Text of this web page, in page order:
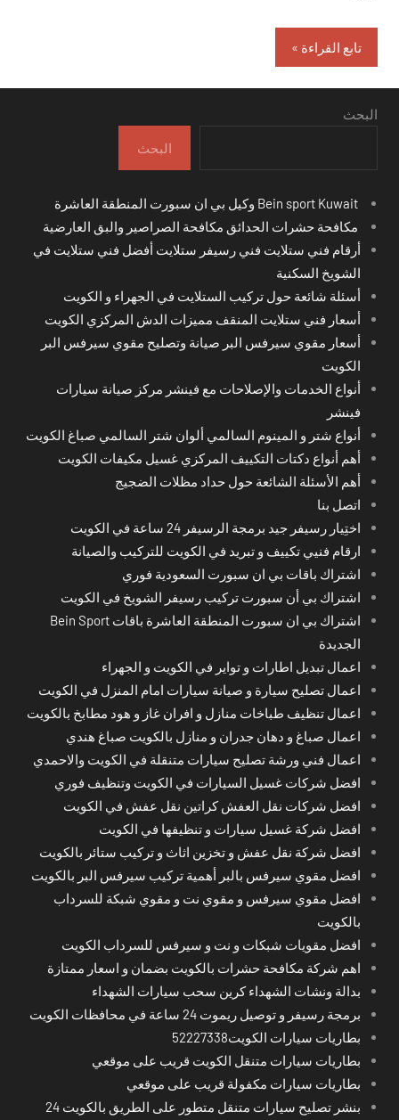
تابع القراءة
البحث
البحث
مكافحة حشرات الحدائق مكافحة الصراصير والبق العارضية
أرقام فني ستلايت فني رسيفر ستلايت أفضل فني ستلايت في
الشويخ السكنية
أسئلة شائعة حول تركيب الستلايت في الجهراء و الكويت
أسعار فني ستلايت المنقف مميزات الدش المركزي الكويت
أسعار مقوي سيرفس البر صيانة وتصليح مقوي سيرفس البر
الكويت
أنواع الخدمات والإصلاحات مع فينشر مركز صيانة سيارات
فينشر
أنواع شتر و المينوم السالمي ألوان شتر السالمي صباغ الكويت
أهم أنواع دكتات التكييف المركزي غسيل مكيفات الكويت
أهم الأسئلة الشائعة حول حداد مظلات الضجيج
اتصل بنا
اختِيار رسيفر جيد برمجة الرسيفر 24 ساعة في الكويت
ارقام فنيي تكييف و تبريد في الكويت للتركيب والصيانة
اشتراك باقات بي ان سبورت السعودية فوري
اشتراك بي أن سبورت تركيب رسيفر الشويخ في الكويت
اشتراك بي ان سبورت المنطقة العاشرة باقات Bein Sport
الجديدة
اعمال تبديل اطارات و تواير في الكويت و الجهراء
اعمال تصليح سيارة و صيانة سيارات امام المنزل في الكويت
اعمال تنظيف طباخات منازل و افران غاز و هود مطابخ بالكويت
اعمال صباغ و دهان جدران و منازل بالكويت صباغ هندي
اعمال فني ورشة تصليح سيارات متنقلة في الكويت والاحمدي
افضل شركات غسيل السيارات في الكويت وتنظيف فوري
افضل شركات نقل العفش كراتين نقل عفش في الكويت
افضل شركة غسيل سيارات و تنظيفها في الكويت
افضل شركة نقل عفش و تخزين اثاث و تركيب ستائر بالكويت
افضل مقوي سيرفس بالبر أهمية تركيب سيرفس البر بالكويت
افضل مقوي سيرفس و مقوي نت و مقوي شبكة للسرداب
بالكويت
افضل مقويات شبكات و نت و سيرفس للسرداب الكويت
اهم شركة مكافحة حشرات بالكويت بضمان و اسعار ممتازة
بدالة ونشات الشهداء كرين سحب سيارات الشهداء
برمجة رسيفر و توصيل ريموت 24 ساعة في محافظات الكويت
بطاريات سيارات الكويت52227338
بطاريات سيارات متنقل الكويت قريب على موقعي
بطاريات سيارات مكفولة قريب على موقعي
بنشر تصليح سيارات متنقل متطور على الطريق بالكويت 24